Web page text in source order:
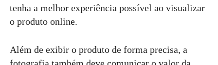
tenha a melhor experiência possível ao visualizar
o produto online.
Além de exibir o produto de forma precisa, a
fotografia também deve comunicar o valor da